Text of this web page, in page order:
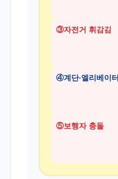
③자전거 휘감김
④계단·엘리베이터
⑤보행자 충돌